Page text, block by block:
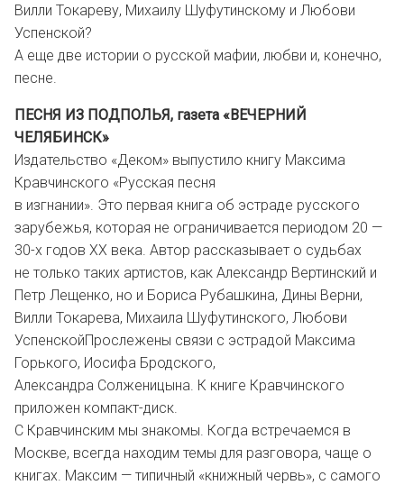
Вилли Токареву, Михаилу Шуфутинскому и Любови
Успенской?
А еще две истории о русской мафии, любви и, конечно,
песне.
ПЕСНЯ ИЗ ПОДПОЛЬЯ, газета «ВЕЧЕРНИЙ
ЧЕЛЯБИНСК»
Издательство «Деком» выпустило книгу Максима
Кравчинского «Русская песня
в изгнании». Это первая книга об эстраде русского
зарубежья, которая не ограничивается периодом 20 —
30-х годов XX века. Автор рассказывает о судьбах
не только таких артистов, как Александр Вертинский и
Петр Лещенко, но и Бориса Рубашкина, Дины Верни,
Вилли Токарева, Михаила Шуфутинского, Любови
УспенскойПрослежены связи с эстрадой Максима
Горького, Иосифа Бродского,
Александра Солженицына. К книге Кравчинского
приложен компакт-диск.
С Кравчинским мы знакомы. Когда встречаемся в
Москве, всегда находим темы для разговора, чаще о
книгах. Максим — типичный «книжный червь», с самого